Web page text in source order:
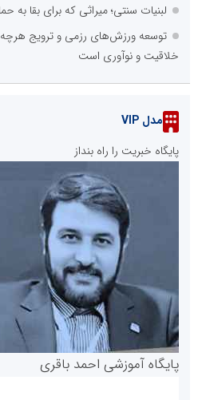
لبنیات سنتی؛ میراثی که برای بقا به
توسعه ورزش‌های رزمی و ترویج هرچه
خلاقیت و نوآوری است
مدل VIP
پایگاه خبریت را راه بنداز
پایگاه آموزشی احمد باقری